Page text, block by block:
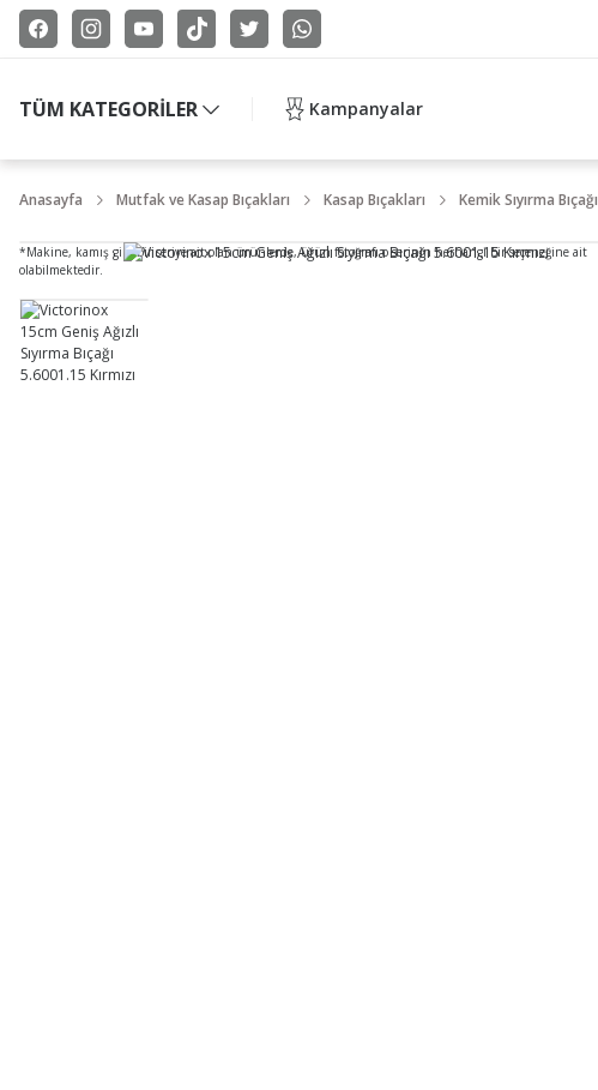
TÜM KATEGORİLER Kampanyalar
Anasayfa Mutfak ve Kasap Bıçakları Kasap Bıçakları Kemik Sıyırma Bıçağı
*Makine, kamış gibi bir seriye ait olan ürünlerde, ürün fotoğrafı o serinin herhangi bir seçeneğine ait
olabilmektedir.